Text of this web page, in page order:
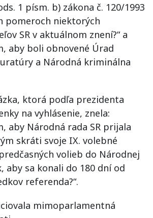
1 písm. b) zákona č. 120/1993
pomeroch niektorých
SR v aktuálnom znení?“ a
aby boli obnovené Úrad
a Národná kriminálna
ktorá podľa prezidenta
na vyhlásenie, znela:
aby Národná rada SR prijala
skráti svoje IX. volebné
volieb do Národnej
aby sa konali do 180 dní od
referenda?“.
mimoparlamentná